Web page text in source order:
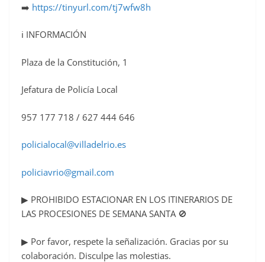
➡️ https://tinyurl.com/tj7wfw8h
ℹ INFORMACIÓN
Plaza de la Constitución, 1
Jefatura de Policía Local
957 177 718 / 627 444 646
policialocal@villadelrio.es
policiavrio@gmail.com
▶ PROHIBIDO ESTACIONAR EN LOS ITINERARIOS DE
LAS PROCESIONES DE SEMANA SANTA 🚫
▶ Por favor, respete la señalización. Gracias por su
colaboración. Disculpe las molestias.